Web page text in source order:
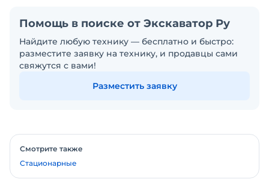
Помощь в поиске от Экскаватор Ру
Найдите любую технику — бесплатно и быстро:
разместите заявку на технику, и продавцы сами
свяжутся с вами!
Разместить заявку
Смотрите также
Стационарные